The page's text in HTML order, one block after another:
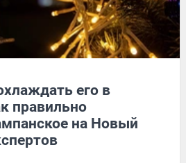
его в
правильно
на Новый